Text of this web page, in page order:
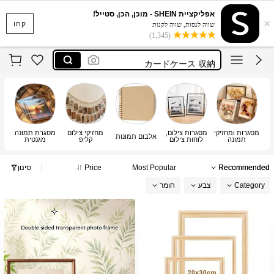
קחו ×
אפליקציית SHEIN - מוכן, הכן, סטייל!
שווה לנסות, שווה לקנות
(1,345)
marcos para cuadros
claw clip
photo frame
カードケース 収納
marcos para cuadros
claw clip
מסגרות ומחזיקי
תמונה
מסגרות צילום,
לוחות צילום
אלבום תמונות
מחזיקי צילום
קליפ
מסגרת תמונה
מגנטית
Recommended
Most Popular
Price סינון
Category צבע חומר